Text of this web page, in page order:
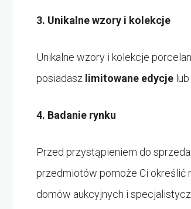
3. Unikalne wzory i kolekcje
Unikalne wzory i kolekcje
posiadasz limitowane edycje
4. Badanie rynku
Przed przystąpieniem do
przedmiotów pomoże Ci określić
domów aukcyjnych i